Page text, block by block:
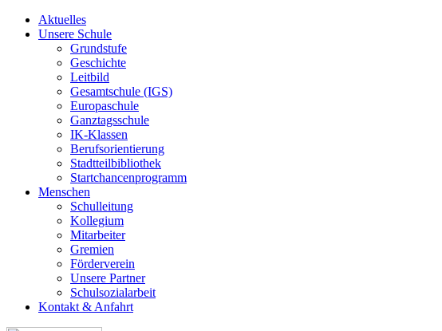
Aktuelles
Unsere Schule
Grundstufe
Geschichte
Leitbild
Gesamtschule (IGS)
Europaschule
Ganztagsschule
IK-Klassen
Berufsorientierung
Stadtteilbibliothek
Startchancenprogramm
Menschen
Schulleitung
Kollegium
Mitarbeiter
Gremien
Förderverein
Unsere Partner
Schulsozialarbeit
Kontakt & Anfahrt